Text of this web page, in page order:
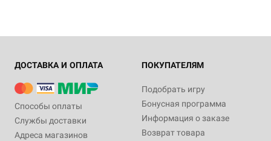
ДОСТАВКА И ОПЛАТА
Способы оплаты
Службы доставки
Адреса магазинов
ПОКУПАТЕЛЯМ
Подобрать игру
Бонусная программа
Информация о заказе
Возврат товара